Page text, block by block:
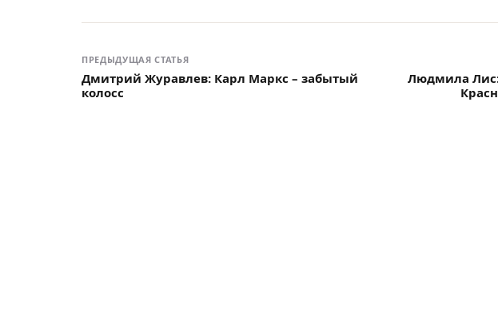
ПРЕДЫДУЩАЯ СТАТЬЯ
Дмитрий Журавлев: Карл Маркс – забытый
колосс
Людмила